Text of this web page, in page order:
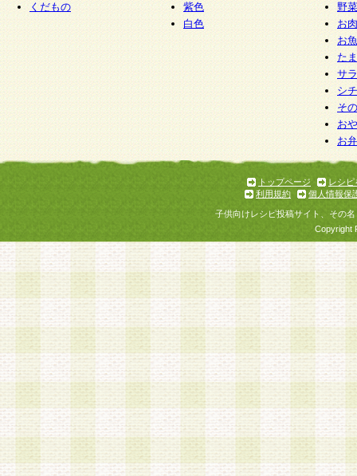
くだもの
紫色
白色
野
お
お
た
サ
シ
そ
お
お
トップページ
レシピ
利用規約
個人情報保
子供向けレシピ投稿サイト、その
Copyright